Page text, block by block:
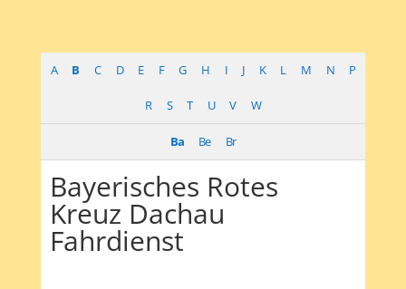
A B C D E F G H I J K L M N P
R S T U V W
Ba Be Br
Bayerisches Rotes
Kreuz Dachau
Fahrdienst